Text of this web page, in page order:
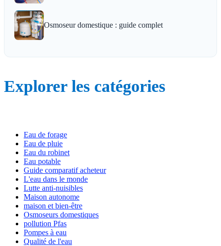
Osmoseur domestique : guide complet
Explorer les catégories
Eau de forage
Eau de pluie
Eau du robinet
Eau potable
Guide comparatif acheteur
L'eau dans le monde
Lutte anti-nuisibles
Maison autonome
maison et bien-être
Osmoseurs domestiques
pollution Pfas
Pompes à eau
Qualité de l'eau